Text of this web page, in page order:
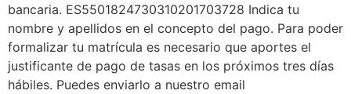
bancaria. ES5501824730310201703728 Indica tu
nombre y apellidos en el concepto del pago. Para poder
formalizar tu matrícula es necesario que aportes el
justificante de pago de tasas en los próximos tres días
hábiles. Puedes enviarlo a nuestro email